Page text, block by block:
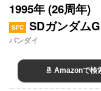
1995年 (26周年)
SFC SDガンダム
バンダイ
Amazonで検